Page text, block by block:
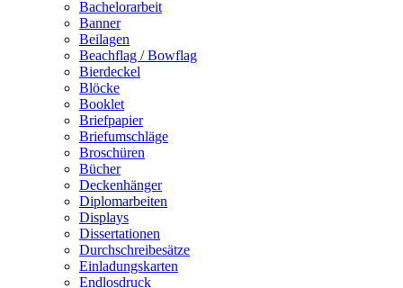
Bachelorarbeit
Banner
Beilagen
Beachflag / Bowflag
Bierdeckel
Blöcke
Booklet
Briefpapier
Briefumschläge
Broschüren
Bücher
Deckenhänger
Diplomarbeiten
Displays
Dissertationen
Durchschreibesätze
Einladungskarten
Endlosdruck